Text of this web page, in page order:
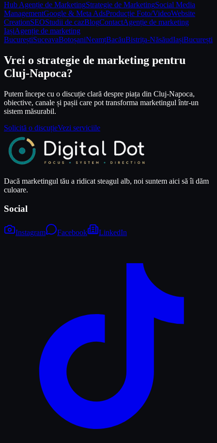
Hub Agenție de MarketingStrategie de MarketingSocial Media
ManagementGoogle & Meta AdsProducție Foto/VideoWebsite
CreationSEOStudii de cazBlogContactAgenție de marketing
IașiAgenție de marketing
BucureștiSuceavaBotoșaniNeamțBacăuBistrița-NăsăudIașiBucurești
Vrei o strategie de marketing pentru
Cluj-Napoca?
Putem începe cu o discuție clară despre piața din Cluj-Napoca,
obiective, canale și pașii care pot transforma marketingul într-un
sistem măsurabil.
Solicită o discuțieVezi serviciile
Dacă marketingul tău a ridicat steagul alb, noi suntem aici să îi dăm
culoare.
Social
Instagram Facebook LinkedIn